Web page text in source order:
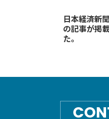
日本経済新
の記事が掲
た。